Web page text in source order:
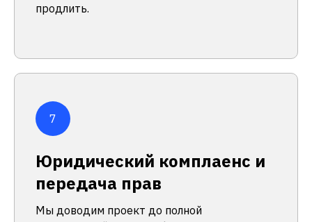
продлить.
Юридический комплаенс и
передача прав
Мы доводим проект до полной